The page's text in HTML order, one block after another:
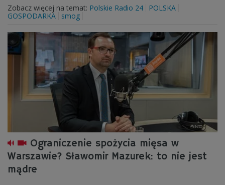
Zobacz więcej na temat: Polskie Radio 24
POLSKA
GOSPODARKA
smog
Ograniczenie spożycia mięsa w
Warszawie? Sławomir Mazurek: to nie jest
mądre